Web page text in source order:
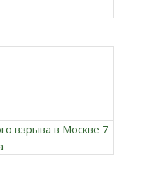
взрыва в Москве 7